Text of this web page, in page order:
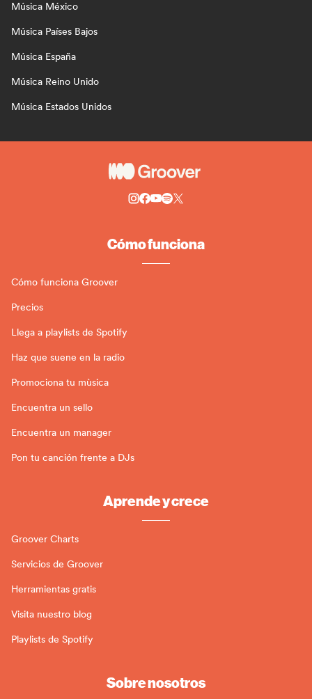
Música México
Música Países Bajos
Música España
Música Reino Unido
Música Estados Unidos
Cómo funciona
Cómo funciona Groover
Precios
Llega a playlists de Spotify
Haz que suene en la radio
Promociona tu mùsica
Encuentra un sello
Encuentra un manager
Pon tu canción frente a DJs
Aprende y crece
Groover Charts
Servicios de Groover
Herramientas gratis
Visita nuestro blog
Playlists de Spotify
Sobre nosotros